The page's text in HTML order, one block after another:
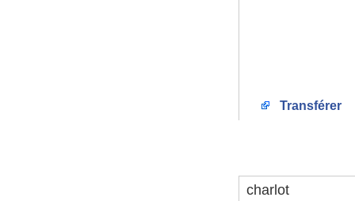
Transférer
charlot